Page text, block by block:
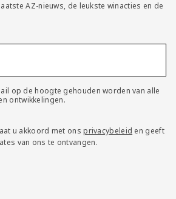
AZ-nieuws, de leukste winacties en de
op de hoogte gehouden worden van alle
ontwikkelingen.
u akkoord met onsprivacybeleid en geeft
van ons te ontvangen.